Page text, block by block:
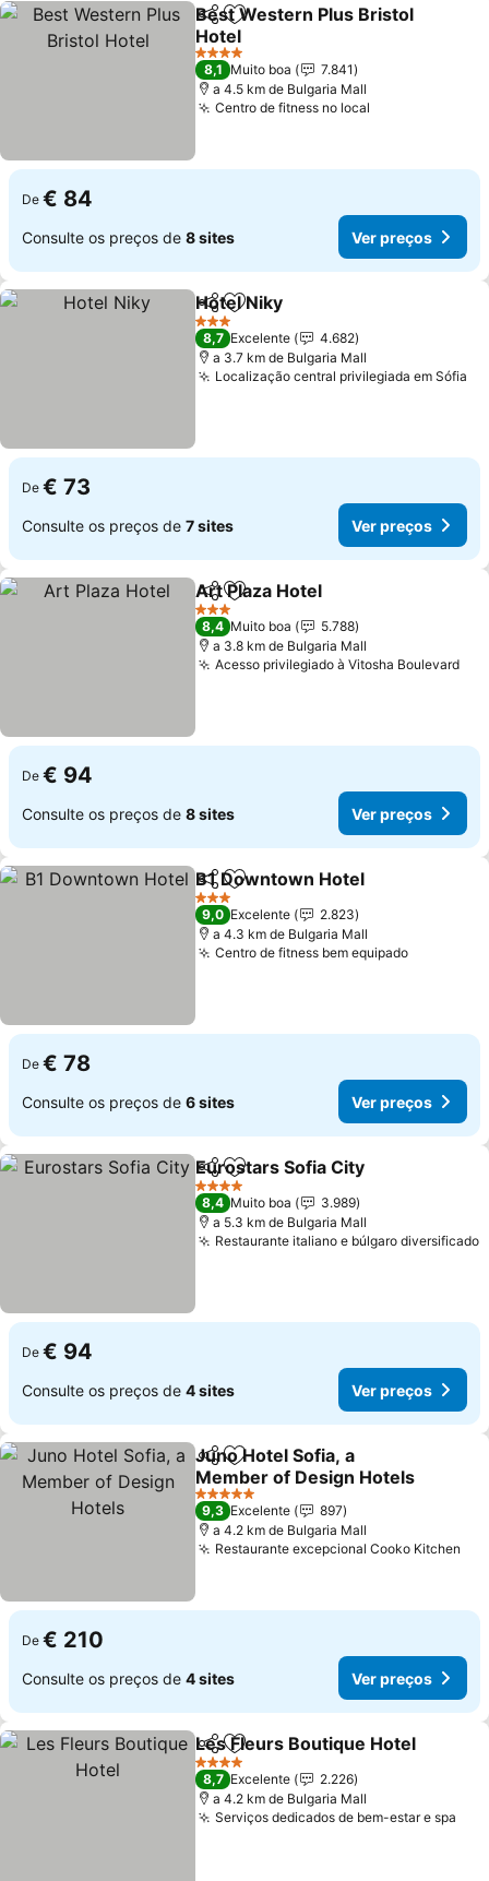
PartilharAdicionar aos favoritos
Best Western Plus Bristol
Hotel
Ver preços
4 Estrelas
8,1 Muito boa
7.841
a 4.5 km de Bulgaria Mall
Centro de fitness no local
De € 84
Consulte os preços de 8 sites Ver preços
PartilharAdicionar aos favoritos
Hotel Niky
3 Estrelas
8,7 Excelente
4.682
a 3.7 km de Bulgaria Mall
Localização central privilegiada em Sófia
De € 73
Consulte os preços de 7 sites Ver preços
PartilharAdicionar aos favoritos
Art Plaza Hotel
3 Estrelas
8,4 Muito boa
5.788
a 3.8 km de Bulgaria Mall
Acesso privilegiado à Vitosha Boulevard
De € 94
Consulte os preços de 8 sites Ver preços
PartilharAdicionar aos favoritos
B1 Downtown Hotel
3 Estrelas
9,0 Excelente
2.823
a 4.3 km de Bulgaria Mall
Centro de fitness bem equipadoVer
De € 78
Consulte os preços de 6 sites Ver preços
PartilharAdicionar aos favoritos
Eurostars Sofia City
4 Estrelas
8,4 Muito boa
3.989
a 5.3 km de Bulgaria Mall
Restaurante italiano e búlgaro diversificado
De € 94
Consulte os preços de 4 sites Ver preços
PartilharAdicionar aos favoritos
Juno Hotel Sofia, a
Member of Design Hotels
Ver preços
5 Estrelas
9,3 Excelente
897
a 4.2 km de Bulgaria Mall
Restaurante excepcional Cooko Kitchen
De € 210
Consulte os preços de 4 sites Ver preços
PartilharAdicionar aos favoritos
Les Fleurs Boutique Hotel
4 Estrelas
8,7 Excelente
2.226
a 4.2 km de Bulgaria Mall
Serviços dedicados de bem-estar e spa